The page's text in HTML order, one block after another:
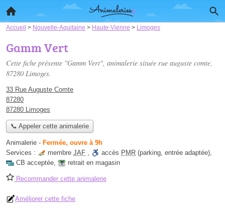
Accueil > Nouvelle-Aquitaine > Haute-Vienne > Limoges
Gamm Vert
Cette fiche présente "Gamm Vert", animalerie située rue auguste comte,
87280 Limoges.
33 Rue Auguste Comte
87280
87280 Limoges
📞 Appeler cette animalerie
Animalerie - Fermée, ouvre à 9h
Services :
membre JAF , accès PMR (parking, entrée adaptée),
CB acceptée, retrait en magasin
Recommander cette animalerie
Améliorer cette fiche